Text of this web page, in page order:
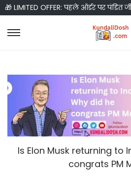
🎁 LIMITED OFFER: पहले ऑर्डर पर
S
p
t
o
n
a
v
S
p
t
o
c
o
n
t
Is Elon Musk returning to
congrats PM